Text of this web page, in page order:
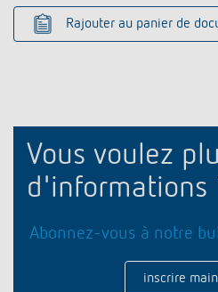
Rajouter au panier de
Vous voulez
d'informations
Abonnez-vous à notre
inscrire